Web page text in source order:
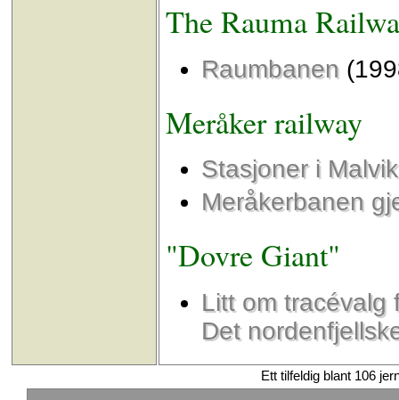
The Rauma
Raumbanen
Meråker railway
Stasjoner i Malvik
Meråkerbanen
"Dovre Giant"
Litt om
Det
Ett tilfeldig blant 106